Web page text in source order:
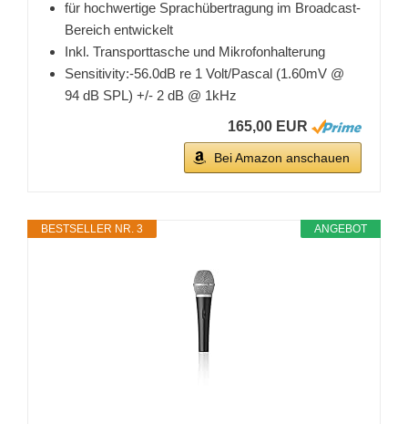
für hochwertige Sprachübertragung im Broadcast-
Bereich entwickelt
Inkl. Transporttasche und Mikrofonhalterung
Sensitivity:-56.0dB re 1 Volt/Pascal (1.60mV @
94 dB SPL) +/- 2 dB @ 1kHz
165,00 EUR
Bei Amazon anschauen
ANGEBOT
BESTSELLER NR. 3